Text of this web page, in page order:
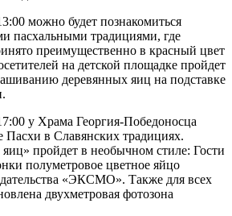
можно будет познакомиться
пасхальными традициями, где
преимущественно в красный цвет
на детской площадке пройдет
деревянных яиц на подставке
у Храма Георгия-Победоносца
Пасхи в Славянских традициях.
пройдет в необычном стиле: Гости
полуметровое цветное яйцо
«ЭКСМО». Также для всех
двухметровая фотозона